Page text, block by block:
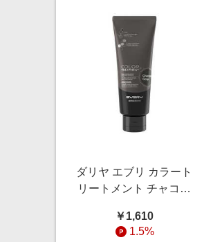
ダリヤ エブリ カラート
リートメント チャコー
ラーチヤコールGY
￥1,610
1.5%